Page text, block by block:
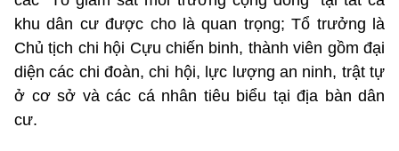
khu dân cư được cho là quan trọng; Tổ trưởng là
Chủ tịch chi hội Cựu chiến binh, thành viên gồm đại
diện các chi đoàn, chi hội, lực lượng an ninh, trật tự
ở cơ sở và các cá nhân tiêu biểu tại địa bàn dân
cư.